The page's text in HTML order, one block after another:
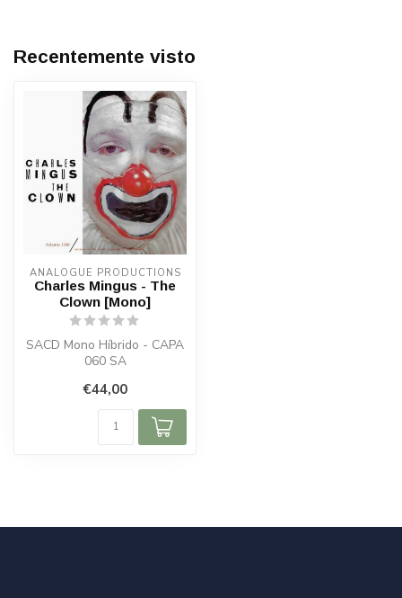
Recentemente visto
ANALOGUE PRODUCTIONS
Charles Mingus - The
Clown [Mono]
SACD Mono Híbrido - CAPA
060 SA
€44,00